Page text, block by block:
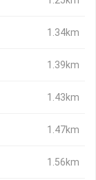
1.34km
1.39km
1.43km
1.47km
1.56km